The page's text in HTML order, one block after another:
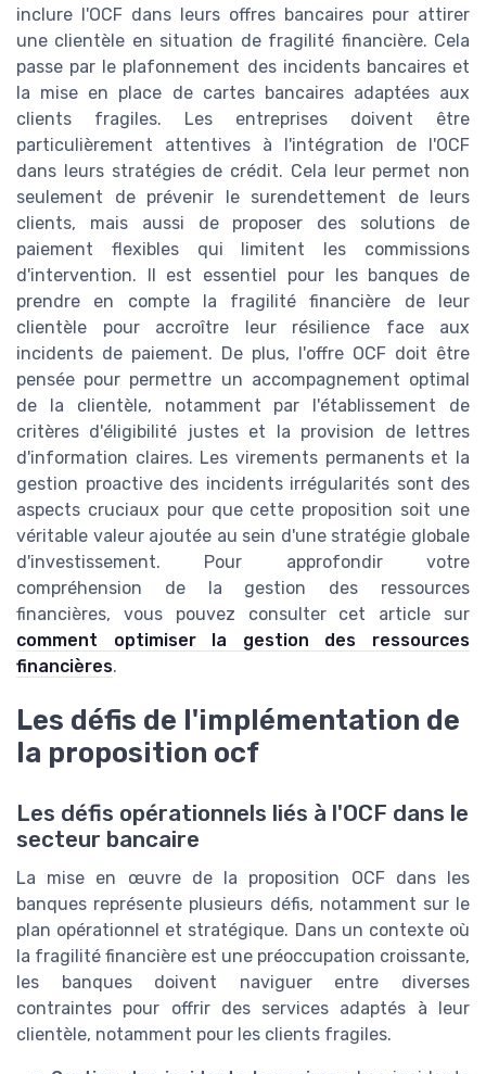
inclure l'OCF dans leurs offres bancaires pour attirer
une clientèle en situation de fragilité financière. Cela
passe par le plafonnement des incidents bancaires et
la mise en place de cartes bancaires adaptées aux
clients fragiles. Les entreprises doivent être
particulièrement attentives à l'intégration de l'OCF
dans leurs stratégies de crédit. Cela leur permet non
seulement de prévenir le surendettement de leurs
clients, mais aussi de proposer des solutions de
paiement flexibles qui limitent les commissions
d'intervention. Il est essentiel pour les banques de
prendre en compte la fragilité financière de leur
clientèle pour accroître leur résilience face aux
incidents de paiement. De plus, l'offre OCF doit être
pensée pour permettre un accompagnement optimal
de la clientèle, notamment par l'établissement de
critères d'éligibilité justes et la provision de lettres
d'information claires. Les virements permanents et la
gestion proactive des incidents irrégularités sont des
aspects cruciaux pour que cette proposition soit une
véritable valeur ajoutée au sein d'une stratégie globale
d'investissement. Pour approfondir votre
compréhension de la gestion des ressources
financières, vous pouvez consulter cet article sur
comment optimiser la gestion des ressources
financières.
Les défis de l'implémentation de
la proposition ocf
Les défis opérationnels liés à l'OCF dans le
secteur bancaire
La mise en œuvre de la proposition OCF dans les
banques représente plusieurs défis, notamment sur le
plan opérationnel et stratégique. Dans un contexte où
la fragilité financière est une préoccupation croissante,
les banques doivent naviguer entre diverses
contraintes pour offrir des services adaptés à leur
clientèle, notamment pour les clients fragiles.